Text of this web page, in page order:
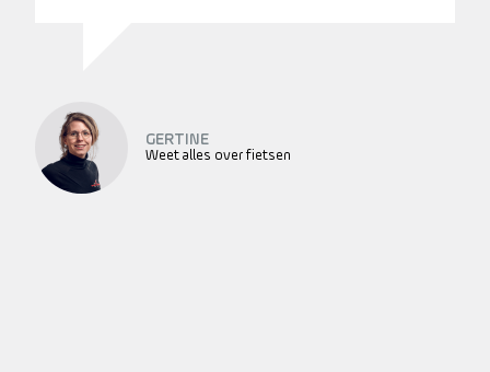
GERTINE
Weet alles over fietsen